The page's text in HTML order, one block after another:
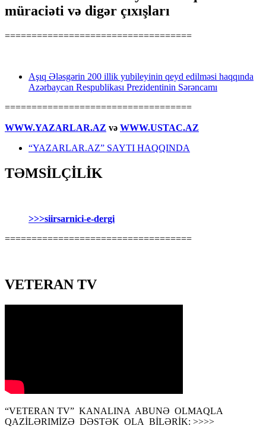
müraciəti və digər çıxışları
===================================
Aşıq Ələsgərin 200 illik yubileyinin qeyd edilməsi haqqında
Azərbaycan Respublikası Prezidentinin Sərəncamı
===================================
WWW.YAZARLAR.AZ və WWW.USTAC.AZ
“YAZARLAR.AZ” SAYTI HAQQINDA
TƏMSİLÇİLİK
>>>siirsarnici-e-dergi
===================================
VETERAN TV
“VETERAN TV” KANALINA ABUNƏ OLMAQLA
QAZİLƏRIMİZƏ DƏSTƏK OLA BİLƏRİK: >>>>